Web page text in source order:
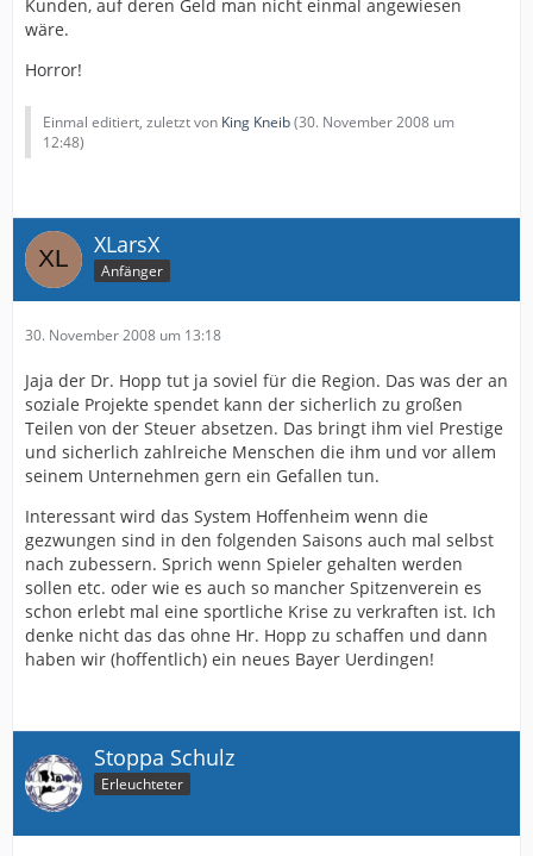
Kunden, auf deren Geld man nicht einmal angewiesen
wäre.
Horror!
Einmal editiert, zuletzt von King Kneib(30. November 2008 um
12:48)
XLarsX
Anfänger
30. November 2008 um 13:18
Jaja der Dr. Hopp tut ja soviel für die Region. Das was der an
soziale Projekte spendet kann der sicherlich zu großen
Teilen von der Steuer absetzen. Das bringt ihm viel Prestige
und sicherlich zahlreiche Menschen die ihm und vor allem
seinem Unternehmen gern ein Gefallen tun.
Interessant wird das System Hoffenheim wenn die
gezwungen sind in den folgenden Saisons auch mal selbst
nach zubessern. Sprich wenn Spieler gehalten werden
sollen etc. oder wie es auch so mancher Spitzenverein es
schon erlebt mal eine sportliche Krise zu verkraften ist. Ich
denke nicht das das ohne Hr. Hopp zu schaffen und dann
haben wir (hoffentlich) ein neues Bayer Uerdingen!
Stoppa Schulz
Erleuchteter